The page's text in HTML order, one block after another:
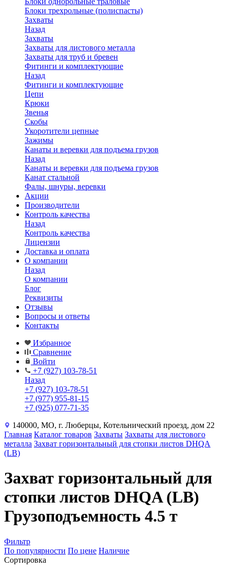
Блоки трехрольные (полиспасты)
Захваты
Назад
Захваты
Захваты для листового металла
Захваты для труб и бревен
Фитинги и комплектующие
Назад
Фитинги и комплектующие
Цепи
Крюки
Звенья
Скобы
Укоротители цепные
Зажимы
Канаты и веревки для подъема грузов
Назад
Канаты и веревки для подъема грузов
Канат стальной
Фалы, шнуры, веревки
Акции
Производители
Контроль качества
Назад
Контроль качества
Лицензии
Доставка и оплата
О компании
Назад
О компании
Блог
Реквизиты
Отзывы
Вопросы и ответы
Контакты
Избранное
Сравнение
Войти
+7 (927) 103-78-51
Назад
+7 (927) 103-78-51
+7 (977) 955-81-15
+7 (925) 077-71-35
140000, МО, г. Люберцы, Котельнический проезд, дом 22
Главная Каталог товаров Захваты Захваты для листового
металла Захват горизонтальный для стопки листов DHQA
(LB)
Захват горизонтальный для
стопки листов DHQA (LB)
Грузоподъемность 4.5 т
Фильтр
По популярности По цене Наличие
Сортировка